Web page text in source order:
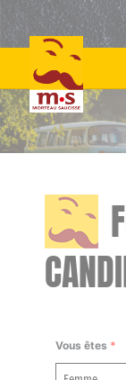
Skip
Vous êtes *